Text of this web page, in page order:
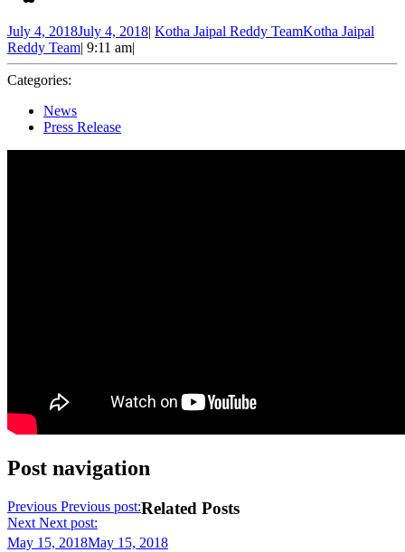
July 4, 2018July 4, 2018| Kotha Jaipal Reddy TeamKotha Jaipal
Reddy Team| 9:11 am|
Categories:
News
Press Release
Post navigation
Previous Previous post:
Next Next post:
Related Posts
May 15, 2018May 15, 2018